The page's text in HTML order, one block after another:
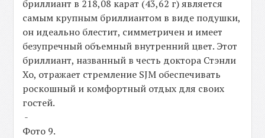
бриллиант в 218,08 карат (43,62 г) является
самым крупным бриллиантом в виде подушки,
он идеально блестит, симметричен и имеет
безупречный объемный внутренний цвет. Этот
бриллиант, названный в честь доктора Стэнли
Хо, отражает стремление SJM обеспечивать
роскошный и комфортный отдых для своих
гостей.
-
Фото 9.